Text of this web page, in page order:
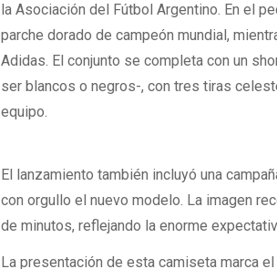
la Asociación del Fútbol Argentino. En el
parche dorado de campeón mundial,
Adidas. El conjunto se completa con un
ser blancos o negros-, con tres tiras
equipo.
El lanzamiento también incluyó una
con orgullo el nuevo modelo. La imagen
de minutos, reflejando la enorme
La presentación de esta camiseta marca